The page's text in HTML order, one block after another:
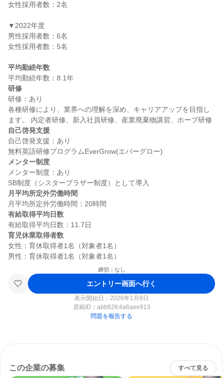
女性採用者数：2名
▼2022年度
男性採用者数：6名
女性採用者数：5名
平均勤続年数
研修
研修：あり
各種研修により、業界への理解を深め、キャリアアップを目指し
自己啓発支援
自己啓発支援：あり
メンター制度
メンター制度：あり
月平均所定外労働時間
有給取得平均日数
育児休業取得者数
女性：育休取得者1名（対象者1名）
締切：なし
エントリー画面へ行く
表示開始日：2026年1月8日
原稿ID： abb62fc4a6aee913
問題を報告する
この企業の募集 すべて見る